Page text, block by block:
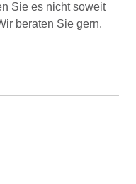
Sie es nicht soweit
beraten Sie gern.